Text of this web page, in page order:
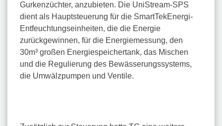
Gurkenzüchter, anzubieten. Die UniStream-SPS
dient als Hauptsteuerung für die SmartTekEnergi-
Entfeuchtungseinheiten, die die Energie
zurückgewinnen, für die Energiemessung, den
30m³ großen Energiespeichertank, das Mischen
und die Regulierung des Bewässerungssystems,
die Umwälzpumpen und Ventile.